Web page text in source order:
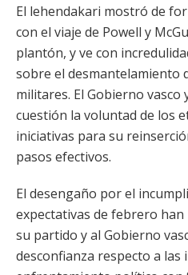
El lehendakari mostró de
con el viaje de Powell y
plantón, y ve con
sobre el desmantelamiento
militares. El Gobierno vasco
cuestión la voluntad de los
iniciativas para su
pasos efectivos.
El desengaño por el
expectativas de febrero
su partido y al Gobierno
desconfianza respecto a las